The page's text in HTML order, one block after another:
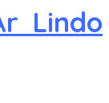
Lindo